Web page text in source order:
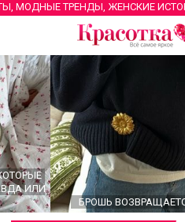
МОДНЫЕ ТРЕНДЫ, ЖЕНСКИЕ
ИЛИ
БРОШЬ